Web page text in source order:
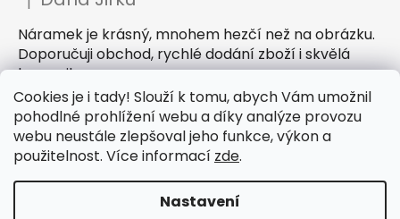
Cookies je i tady! Slouží k tomu, abych Vám umožnil
pohodlné prohlížení webu a díky analýze provozu
webu neustále zlepšoval jeho funkce, výkon a
použitelnost. Více informací zde.
Nastavení
Hodnocení produktu je 5 z 5 hvězdiček.
Náramek je krásný, mnohem hezčí než na obrázku.
Doporučuji obchod, rychlé dodání zboží i skvělá
komunikace
Hodnocení produktu je 5 z 5 hvězdiček.
| Petra Hejátková